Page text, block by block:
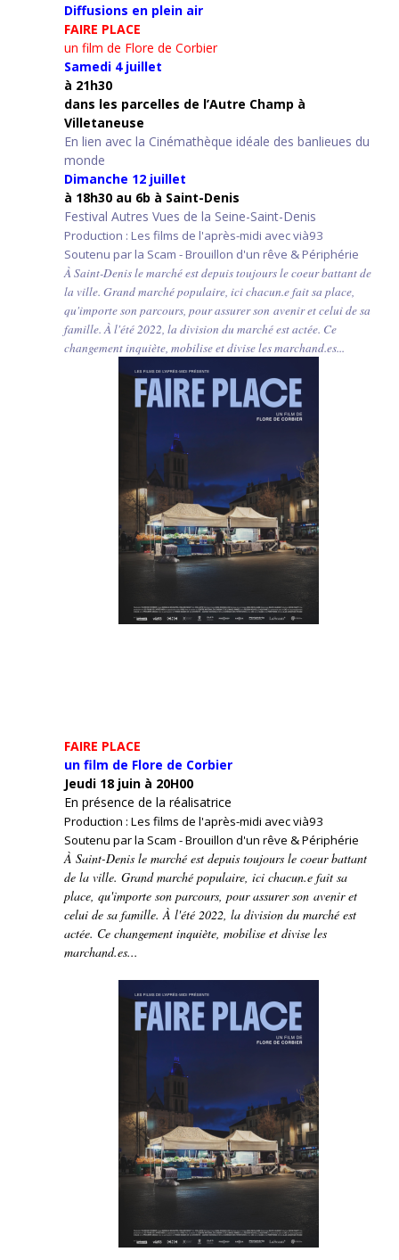
Diffusions en plein air
FAIRE PLACE
un film de Flore de Corbier
Samedi 4 juillet
à 21h30
dans les parcelles de l’Autre Champ à
Villetaneuse
En lien avec la Cinémathèque idéale des banlieues du
monde
Dimanche 12 juillet
à 18h30 au 6b à Saint-Denis
Festival Autres Vues de la Seine-Saint-Denis
Production : Les films de l'après-midi avec vià93
Soutenu par la Scam - Brouillon d'un rêve & Périphérie
À Saint-Denis le marché est depuis toujours le coeur battant de
la ville. Grand marché populaire, ici chacun.e fait sa place,
qu'importe son parcours, pour assurer son avenir et celui de sa
famille. À l'été 2022, la division du marché est actée. Ce
changement inquiète, mobilise et divise les marchand.es...
FAIRE PLACE
un film de Flore de Corbier
Jeudi 18 juin à 20H00
En présence de la réalisatrice
Production : Les films de l'après-midi avec vià93
Soutenu par la Scam - Brouillon d'un rêve & Périphérie
À Saint-Denis le marché est depuis toujours le coeur battant
de la ville. Grand marché populaire, ici chacun.e fait sa
place, qu'importe son parcours, pour assurer son avenir et
celui de sa famille. À l'été 2022, la division du marché est
actée. Ce changement inquiète, mobilise et divise les
marchand.es...